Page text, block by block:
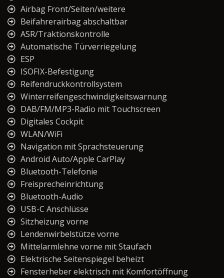
Airbag Front/Seiten/weitere
Beifahrerairbag abschaltbar
ASR/Traktionskontrolle
Automatische Türverriegelung
ESP
ISOFIX-Befestigung
Reifendruckkontrollsystem
Winterreifengeschwindigkeitswarnung
DAB/FM/MP3-Radio mit Touchscreen
Digitales Cockpit
WLAN/WiFi
Navigation mit Sprachsteuerung
Android Auto/Apple CarPlay
Bluetooth-Telefonie
Freisprecheinrichtung
Bluetooth-Audio
USB-C Anschlüsse
Sitzheizung vorne
Lendenwirbelstütze vorne
Mittelarmlehne vorne mit Staufach
Elektrische Seitenspiegel beheizt
Fensterheber elektrisch mit Komfortöffnung